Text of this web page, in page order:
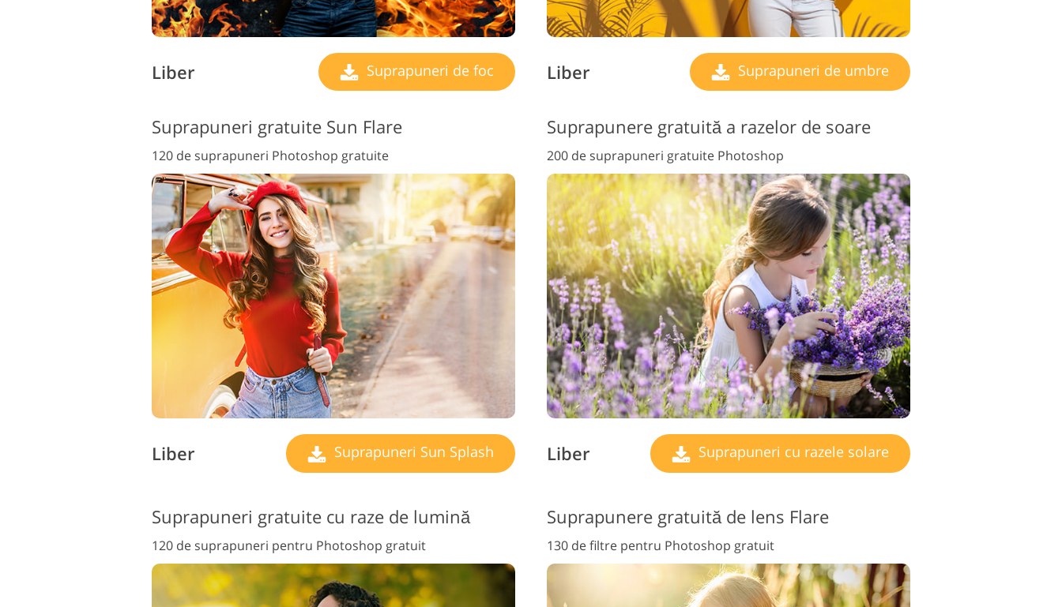
Liber Suprapuneri de foc Liber Suprapuneri de umbre
Suprapuneri gratuite Sun Flare
120 de suprapuneri Photoshop gratuite
Liber Suprapuneri Sun Splash
Suprapunere gratuită a razelor de soare
200 de suprapuneri gratuite Photoshop
Liber Suprapuneri cu razele solare
Suprapuneri gratuite cu raze de lumină
120 de suprapuneri pentru Photoshop gratuit
Suprapunere gratuită de lens Flare
130 de filtre pentru Photoshop gratuit